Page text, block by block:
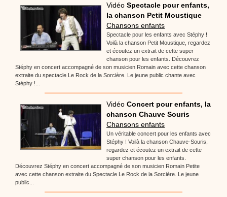
Vidéo Spectacle pour enfants,
la chanson Petit Moustique
Chansons enfants
Spectacle pour les enfants avec Stéphy !
Voilà la chanson Petit Moustique, regardez
et écoutez un extrait de cette super
chanson pour les enfants. Découvrez
Stéphy en concert accompagné de son musicien Romain avec cette chanson
extraite du spectacle Le Rock de la Sorcière. Le jeune public chante avec
Stéphy !...
Vidéo Concert pour enfants, la
chanson Chauve Souris
Chansons enfants
Un véritable concert pour les enfants avec
Stéphy ! Voilà la chanson Chauve-Souris,
regardez et écoutez un extrait de cette
super chanson pour les enfants.
Découvrez Stéphy en concert accompagné de son musicien Romain Petite
avec cette chanson extraite du Spectacle Le Rock de la Sorcière. Le jeune
public...